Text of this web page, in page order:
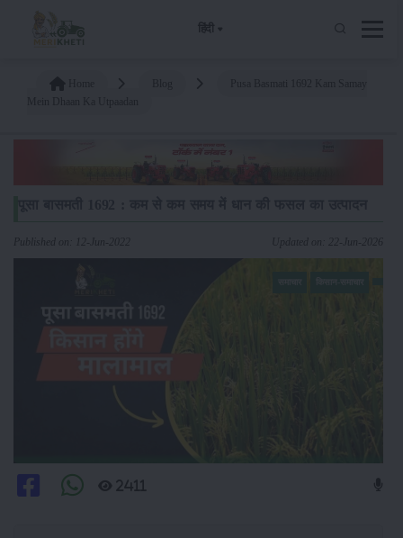
हिंदी
Published on: 12-Jun-2022 Updated on: 22-Jun-2026
2411